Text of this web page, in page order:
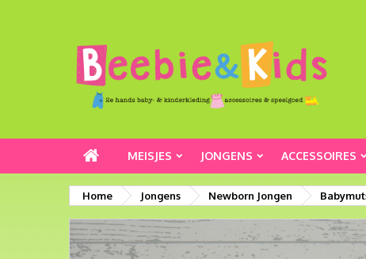
MEISJES JONGENS ACCESSOIRES
Home Jongens Newborn Jongen